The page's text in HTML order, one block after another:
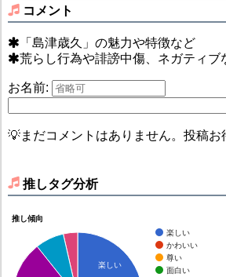
コメント
「島津歳久」の魅力や特徴など
荒らし行為や誹謗中傷、ネガティブ
お名前:
💡まだコメントはありません。投稿お
推しタグ分析
推し傾向
楽しい
かわいい
尊い
面白い
楽しい